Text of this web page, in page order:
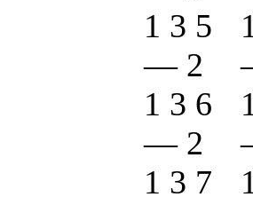
1 3 5
— 2
1 3 6
— 2
1 3 7